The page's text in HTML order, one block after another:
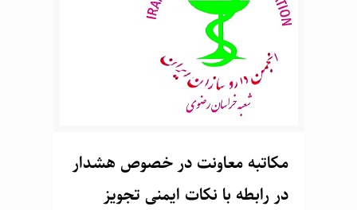
مکاتبه معاونت در خصوص هشدار
در رابطه با نکات ایمنی تجویز